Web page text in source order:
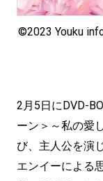
©2023 Youku
2月5日にDVD-
ーン＞～私の愛
び、主人公を演
エンイーによる